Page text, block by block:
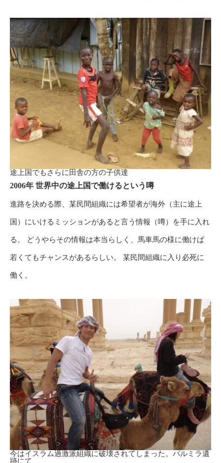
途上国でもさらに田舎の方の子供達
2006年 世界中の途上国で働けるという噂
進路を決める際、某民間組織には希望者が海外（主に途上
国）にいけるミッションがあると言う情報（噂）を手に入れ
る。 どうやらその情報は本当らしく、馬車馬の様に働けば
若くてもチャンスがあるらしい。 某民間組織に入り必死に
働く。
今はイスラム過激派組織に破壊されてしまった。パルミラ遺
跡にて